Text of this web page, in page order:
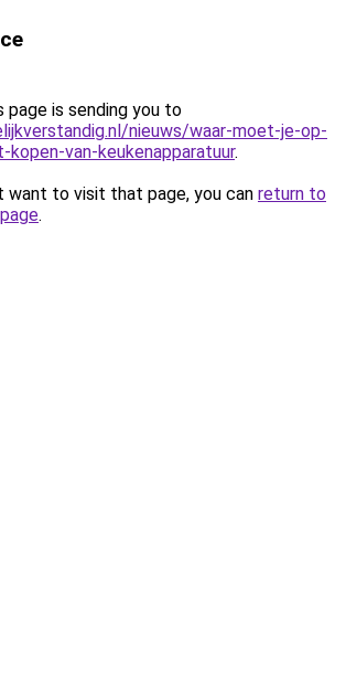
page is sending you to
nieuws/waar-moet-je-op-
van-keukenapparatuur.
want to visit that page, you can return to
.